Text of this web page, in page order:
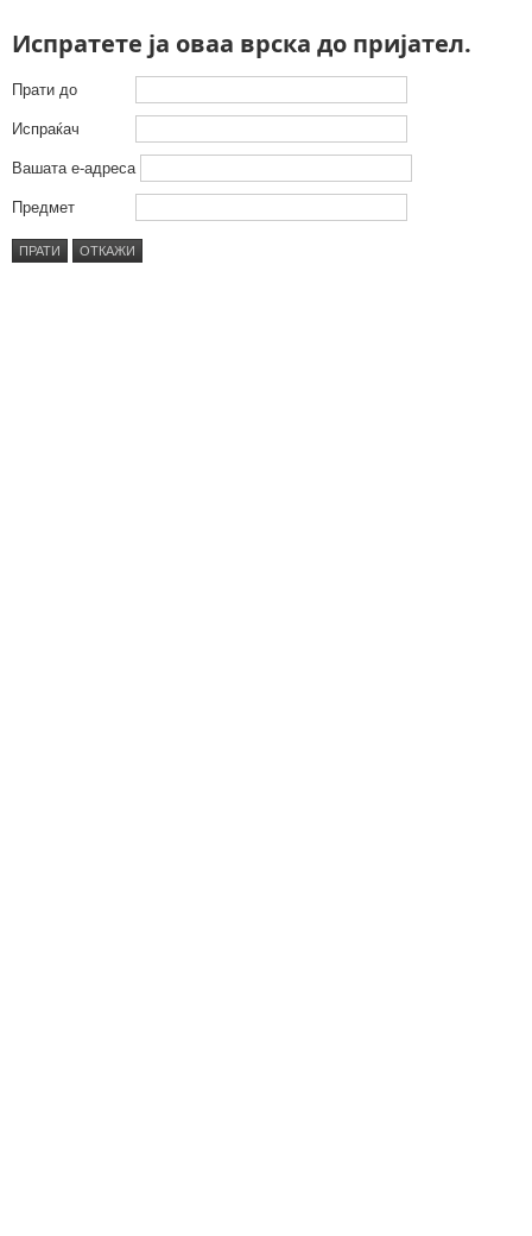
Испратете ја оваа врска до пријател.
Прати до
Испраќач
Вашата е-адреса
Предмет
ПРАТИ ОТКАЖИ